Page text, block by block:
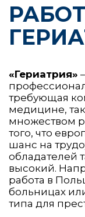
«Гериатрия»
требующая
медицине,
множеством
того, что
шанс на
обладателей
высокий.
работа в
больницах
типа для